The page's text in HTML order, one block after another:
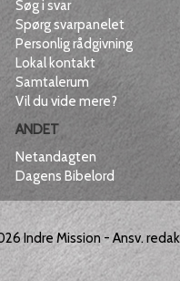
Søg i svar
Spørg svarpanelet
Personlig rådgivning
Lokal kontakt
Samtalerum
Vil du vide mere?
ANDET
Netandagten
Dagens Bibelord
Indre Mission- Ansv.